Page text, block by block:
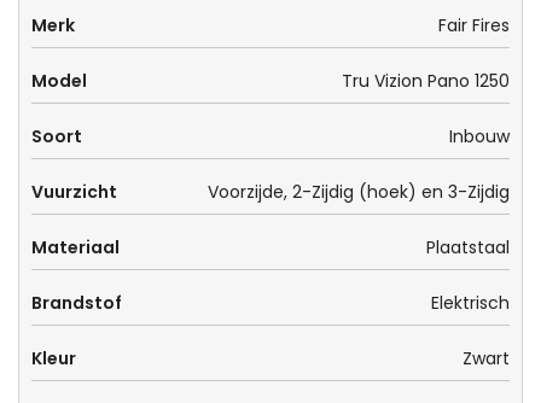
Merk Fair Fires
Model Tru Vizion Pano 1250
Soort Inbouw
Vuurzicht Voorzijde, 2-Zijdig (hoek) en 3-Zijdig
Materiaal Plaatstaal
Brandstof Elektrisch
Kleur Zwart